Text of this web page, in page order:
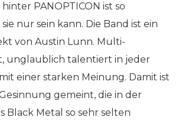
PANOPTICON ist so
nur sein kann. Die Band ist ein
von Austin Lunn. Multi-
unglaublich talentiert in jeder
einer starken Meinung. Damit ist
gemeint, die in der
Black Metal so sehr selten